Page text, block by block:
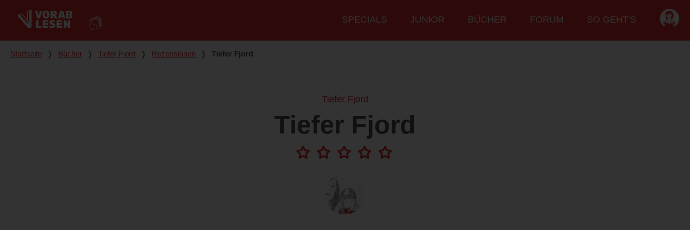
Hauptmenü
SPECIALS JUNIOR BÜCHER FORUM SO GEHT'S
Du bist hier
Startseite ❭ Bücher ❭ Tiefer Fjord ❭ Rezensionen ❭ Tiefer Fjord
Tiefer Fjord
Tiefer Fjord